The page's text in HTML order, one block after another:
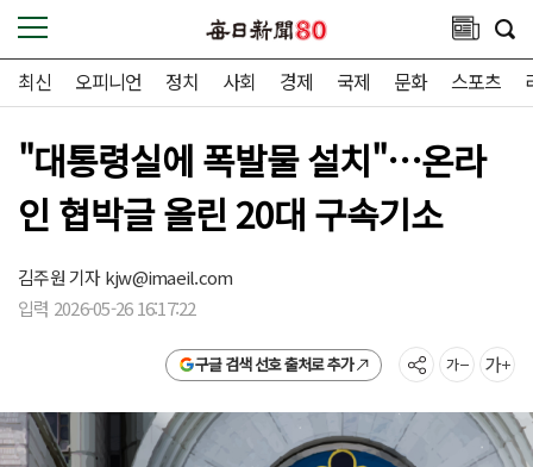
최신 오피니언 정치 사회 경제 국제 문화 스포츠
"대통령실에 폭발물 설치"…온라
인 협박글 올린 20대 구속기소
김주원 기자kjw@imaeil.com
입력 2026-05-26 16:17:22
구글 검색 선호 출처로 추가